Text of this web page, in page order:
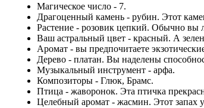
Магическое число - 7.
Драгоценный камень - рубин. Этот
Растение - розовик цепкий. Обычно вы
Ваш астральный цвет - красный. А
Аромат - вы предпочитаете
Дерево - платан. Вы наделены
Музыкальный инструмент - арфа.
Композиторы - Глюк, Брамс.
Птица - жаворонок. Эта птичка
Целебный аромат - жасмин. Этот запах